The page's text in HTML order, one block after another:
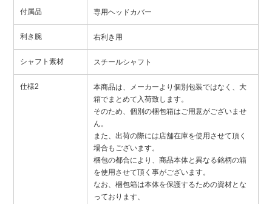
付属品 専用ヘッドカバー
利き腕 右利き用
シャフト素材 スチールシャフト
仕様2
本商品は、メーカーより個別包装ではなく、大
箱でまとめて入荷致します。
そのため、個別の梱包箱はご用意がございませ
ん。
また、出荷の際には店舗在庫を使用させて頂く
場合もございます。
梱包の都合により、商品本体と異なる銘柄の箱
を使用させて頂く事がございます。
なお、梱包箱は本体を保護するための資材とな
っております、